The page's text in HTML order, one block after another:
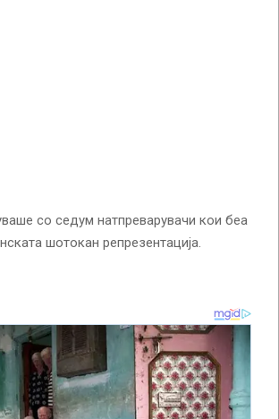
со седум натпреварувачи кои беа
шотокан репрезентација.